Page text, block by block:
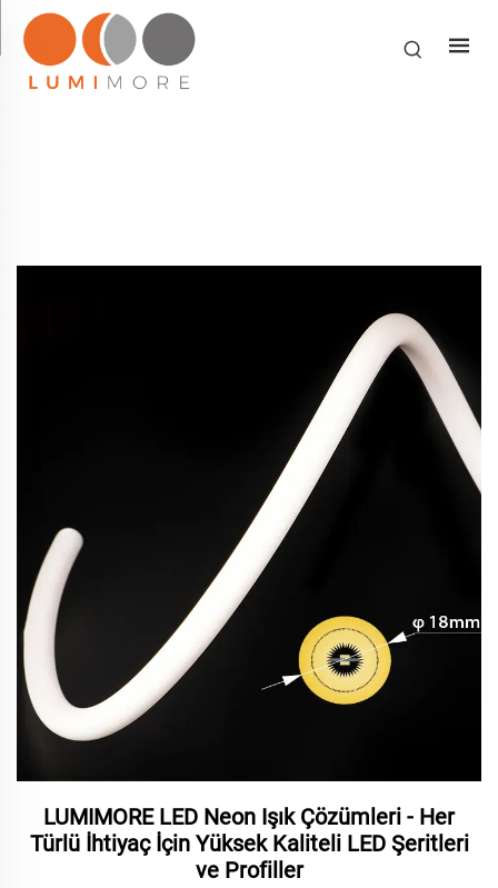
LUMIMORE LED Neon Işık Çözümleri - Her
Türlü İhtiyaç İçin Yüksek Kaliteli LED Şeritleri
ve Profiller